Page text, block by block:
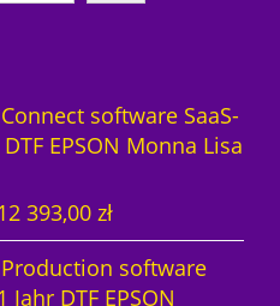
d
t
o
k
e
t
e
software SaaS-
EPSON Monna Lisa
U
s
12 393,00 złA
k
software
Jahr DTF EPSON